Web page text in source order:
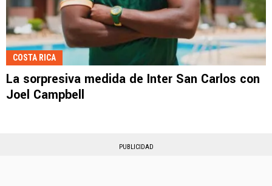
COSTA RICA
La sorpresiva medida de Inter San Carlos con
Joel Campbell
PUBLICIDAD